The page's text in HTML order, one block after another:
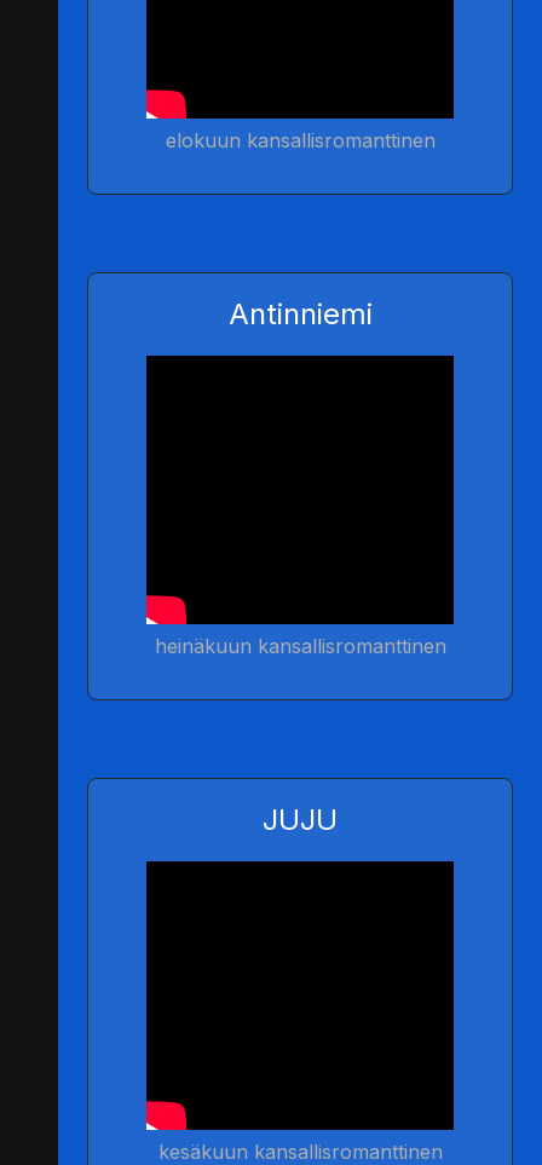
elokuun kansallisromanttinen
Antinniemi
heinäkuun kansallisromanttinen
JUJU
kesäkuun kansallisromanttinen